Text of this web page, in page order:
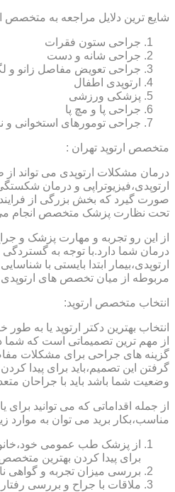
شایع ترین دلایل مراجعه به متخصص
جراحی ستون فقرات
جراحی شانه و دست
جراحی تعویض مفاصل زانو و
ارتوپدی اطفال
پزشکی ورزشی
جراحی پا و مچ پا
جراحی تومورهای استخوانی و
متخصص ارتوپد تهران :
درمان مشکلات ارتوپدی می تواند
ارتوپدی،فیزیوتراپی و درمان
صورت گیرد که بخش بزرگی از
تحت نظارت پزشک متخصص انجام
از این رو تجربه و مهارت پزشک و جراح
درمان شما دارد.با توجه به
ارتوپدی،بیمار ابتدا بایستی با
مربوطه از میان تخصص های ارتوپدی
انتخاب متخصص ارتوپد:
انتخاب بهترین دکتر ارتوپد یا به
از مهم ترین تصمیماتی است که
گزینه های جراحی برای مشکلات
گرفتن این تصمیم،باید برای پیدا
وضعیت شما باشد باید با جراحان
از جمله اقداماتی که می توانید
مناسب،بکار برید می توان به موارد
از پزشک طب عمومی
برای پیدا کردن بهترین متخصص
بررسی میزان تجربه و گواهی
ملاقات با جراح و بررسی